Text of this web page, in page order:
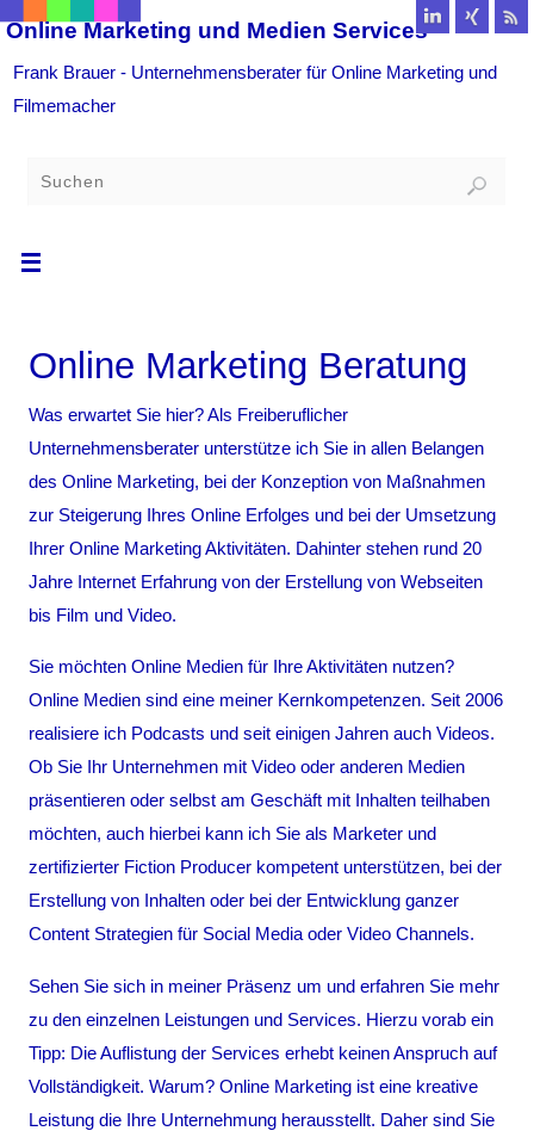
Online Marketing und Medien Services
Frank Brauer - Unternehmensberater für Online Marketing und
Filmemacher
Online Marketing Beratung
Was erwartet Sie hier? Als Freiberuflicher
Unternehmensberater unterstütze ich Sie in allen Belangen
des Online Marketing, bei der Konzeption von Maßnahmen
zur Steigerung Ihres Online Erfolges und bei der Umsetzung
Ihrer Online Marketing Aktivitäten. Dahinter stehen rund 20
Jahre Internet Erfahrung von der Erstellung von Webseiten
bis Film und Video.
Sie möchten Online Medien für Ihre Aktivitäten nutzen?
Online Medien sind eine meiner Kernkompetenzen. Seit 2006
realisiere ich Podcasts und seit einigen Jahren auch Videos.
Ob Sie Ihr Unternehmen mit Video oder anderen Medien
präsentieren oder selbst am Geschäft mit Inhalten teilhaben
möchten, auch hierbei kann ich Sie als Marketer und
zertifizierter Fiction Producer kompetent unterstützen, bei der
Erstellung von Inhalten oder bei der Entwicklung ganzer
Content Strategien für Social Media oder Video Channels.
Sehen Sie sich in meiner Präsenz um und erfahren Sie mehr
zu den einzelnen Leistungen und Services. Hierzu vorab ein
Tipp: Die Auflistung der Services erhebt keinen Anspruch auf
Vollständigkeit. Warum? Online Marketing ist eine kreative
Leistung die Ihre Unternehmung herausstellt. Daher sind Sie